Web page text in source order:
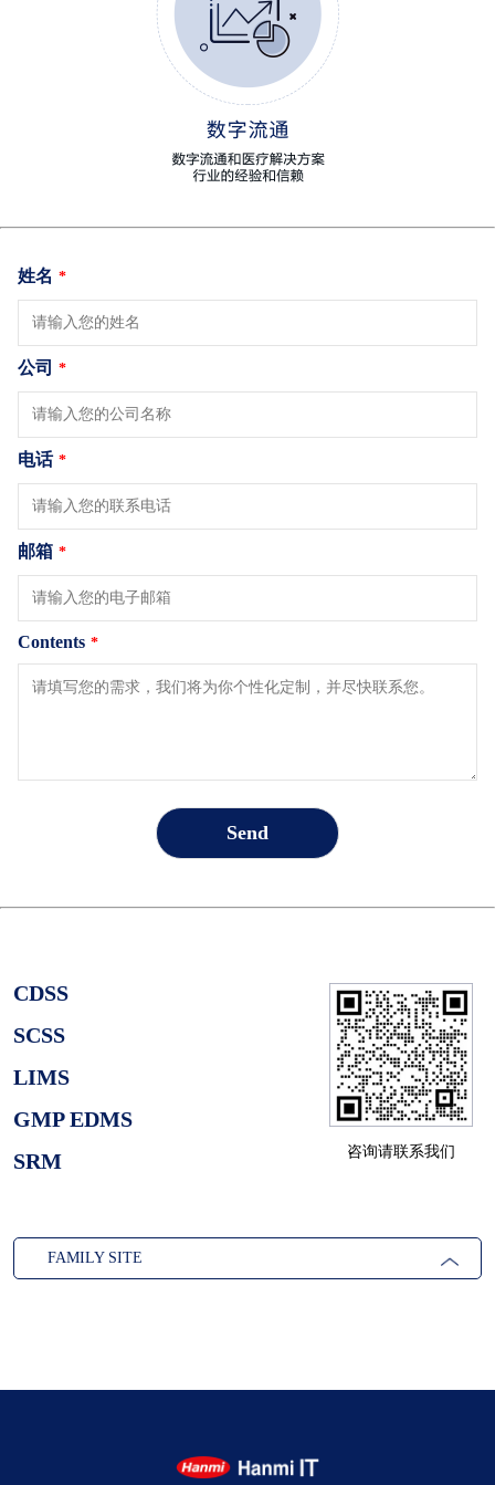
姓名 *
公司 *
电话 *
邮箱 *
Contents *
CDSS
SCSS
LIMS
GMP EDMS
SRM
FAMILY SITE
咨询请联系我们